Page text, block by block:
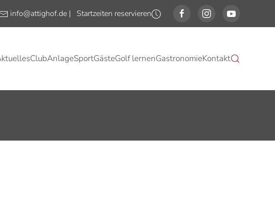
info@attighof.de | Startzeiten reservieren
ClubAnlageSportGästeGolf lernenGastronomieKontakt